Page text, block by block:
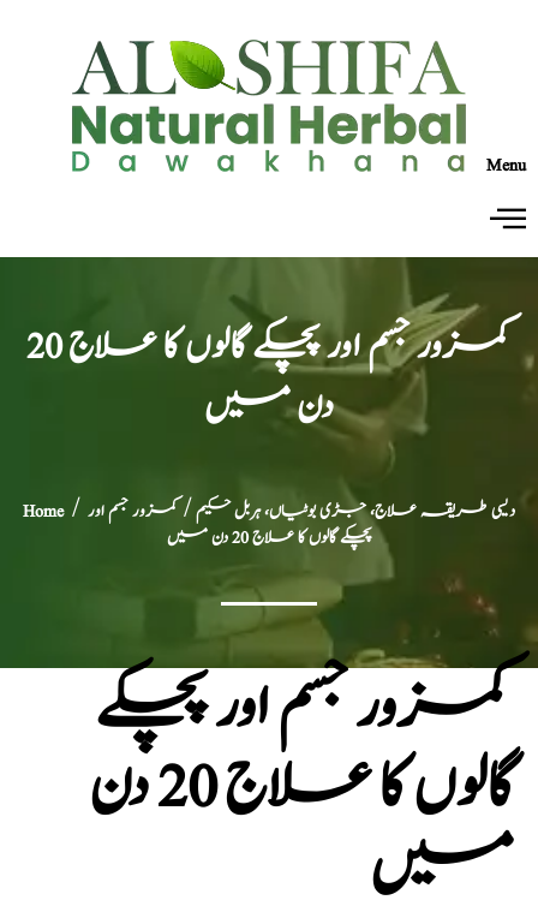
Menu
کمزور جسم اور پچکے گالوں کا علاج 20
دن میں
Home/ دیسی طریقہ علاج، جڑی بوٹیاں، ہربل حکیم/ کمزور جسم اور
پچکے گالوں کا علاج 20 دن میں
کمزور جسم اور پچکے
گالوں کا علاج 20 دن
میں